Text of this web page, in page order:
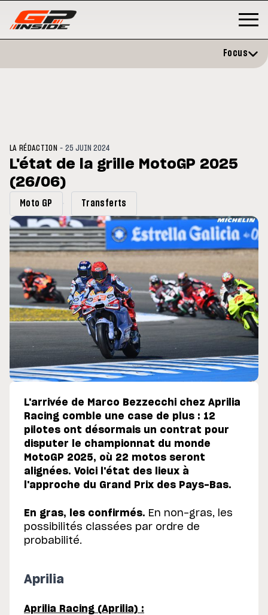
du GP de Grande-
Focus
LA RÉDACTION -25 JUIN 2024
L'état de la grille MotoGP 2025
(26/06)
Moto GP Transferts
L'arrivée de Marco Bezzecchi chez Aprilia
Racing comble une case de plus : 12
pilotes ont désormais un contrat pour
disputer le championnat du monde
MotoGP 2025, où 22 motos seront
alignées. Voici l'état des lieux à
l'approche du Grand Prix des Pays-Bas.
En gras, les confirmés. En non-gras, les
possibilités classées par ordre de
probabilité.
Aprilia
Aprilia Racing (Aprilia) :